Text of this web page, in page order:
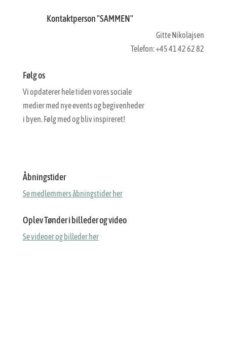
Kontaktperson "SAMMEN"
Gitte Nikolajsen
Telefon: +45 41 42 62 82
Følg os
Vi opdaterer hele tiden vores sociale
medier med nye events og begivenheder
i byen. Følg med og bliv inspireret!
Åbningstider
Se medlemmers åbningstider her
Oplev Tønder i billeder og video
Se videoer og billeder her